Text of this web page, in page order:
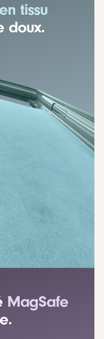
tissu
doux.
MagSafe